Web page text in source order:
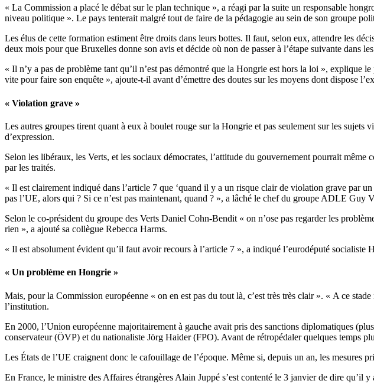
« La Commission a placé le débat sur le plan technique », a réagi par la suite un responsable
niveau politique ». Le pays tenterait malgré tout de faire de la pédagogie au sein de son groupe
Les élus de cette formation estiment être droits dans leurs bottes. Il faut, selon eux, attendre les
deux mois pour que Bruxelles donne son avis et décide où non de passer à l’étape suivante dans
« Il n’y a pas de problème tant qu’il n’est pas démontré que la Hongrie est hors la loi », explique
vite pour faire son enquête », ajoute-t-il avant d’émettre des doutes sur les moyens dont dispose
« Violation grave »
Les autres groupes tirent quant à eux à boulet rouge sur la Hongrie et pas seulement sur les
d’expression.
Selon les libéraux, les Verts, et les sociaux démocrates, l’attitude du gouvernement pourrait
par les traités.
« Il est clairement indiqué dans l’article 7 que ‘quand il y a un risque clair de violation grave par
pas l’UE, alors qui ? Si ce n’est pas maintenant, quand ? », a lâché le chef du groupe ADLE Guy
Selon le co-président du groupe des Verts Daniel Cohn-Bendit « on n’ose pas regarder les
rien », a ajouté sa collègue Rebecca Harms.
« Il est absolument évident qu’il faut avoir recours à l’article 7 », a indiqué l’eurodéputé socialiste
« Un problème en Hongrie »
Mais, pour la Commission européenne « on en est pas du tout là, c’est très très clair ». « A ce
l’institution.
En 2000, l’Union européenne majoritairement à gauche avait pris des sanctions diplomatiques
conservateur (ÖVP) et du nationaliste Jörg Haider (FPO). Avant de rétropédaler quelques temps
Les États de l’UE craignent donc le cafouillage de l’époque. Même si, depuis un an, les mesures
En France, le ministre des Affaires étrangères Alain Juppé s’est contenté le 3 janvier de dire